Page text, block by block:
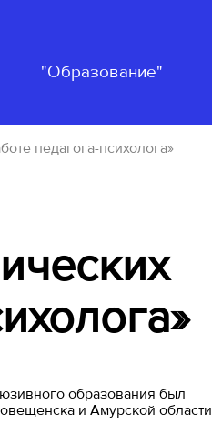
"Образование"
педагога-психолога»
образования был
и Амурской области